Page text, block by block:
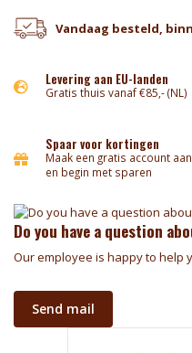
Vandaag besteld,
Levering aan EU-landen
Gratis thuis vanaf €85,- (NL)
Spaar voor kortingen
Maak een gratis account aan
en begin met sparen
Do you have a question
Our employee is happy to help
Send mail